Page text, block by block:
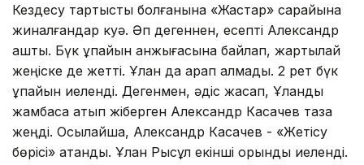
Кездесу тартысты болғанына «Жастар» сарайына
жиналғандар куә. Әп дегеннен, есепті Александр
ашты. Бүк ұпайын қанжығасына байлап, жартылай
жеңіске де жетті. Ұлан да қарап қалмады. 2 рет бүк
ұпайын иеленді. Дегенмен, әдіс жасап, Ұланды
жамбасқа атып жіберген Александр Касачев таза
жеңді. Осылайша, Александр Касачев - «Жетісу
бөрісі» атанды. Ұлан Рысқұл екінші орынды иеленді.